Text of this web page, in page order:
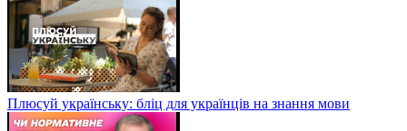
Плюсуй українську: бліц для українців на знання мови